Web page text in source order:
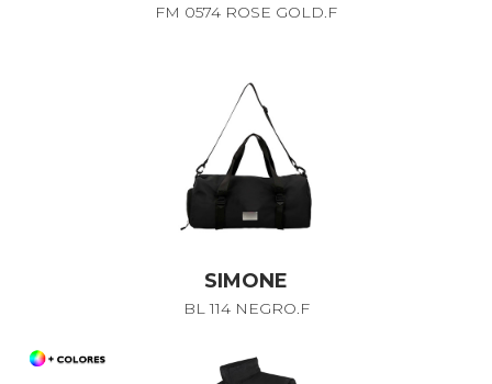
FM 0574 ROSE GOLD.F
SIMONE
BL 114 NEGRO.F